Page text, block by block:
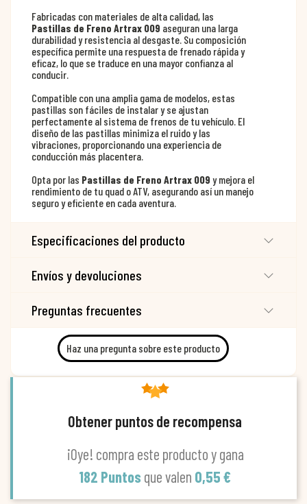
Fabricadas con materiales de alta calidad, las
Pastillas de Freno Artrax 009 aseguran una larga
durabilidad y resistencia al desgaste. Su composición
específica permite una respuesta de frenado rápida y
eficaz, lo que se traduce en una mayor confianza al
conducir.
Compatible con una amplia gama de modelos, estas
pastillas son fáciles de instalar y se ajustan
perfectamente al sistema de frenos de tu vehículo. El
diseño de las pastillas minimiza el ruido y las
vibraciones, proporcionando una experiencia de
conducción más placentera.
Opta por las Pastillas de Freno Artrax 009 y mejora el
rendimiento de tu quad o ATV, asegurando así un manejo
seguro y eficiente en cada aventura.
Especificaciones del producto
Envíos y devoluciones
Preguntas frecuentes
Haz una pregunta sobre este producto
Obtener puntos de recompensa
¡Oye! compra este producto y gana
182 Puntos que valen 0,55 €